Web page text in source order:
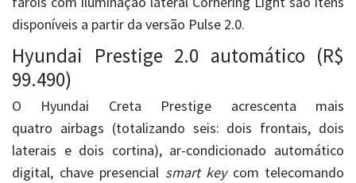
disponíveis a partir da versão Pulse 2.0.
Hyundai Prestige 2.0 automático (R$
99.490)
O Hyundai Creta Prestige acrescenta mais
quatro airbags (totalizando seis: dois frontais, dois
laterais e dois cortina), ar-condicionado automático
digital, chave presencial smart keycom telecomando